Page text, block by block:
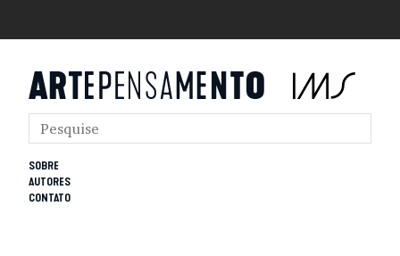
SOBRE
AUTORES
CONTATO